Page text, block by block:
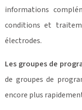
informations
conditions et
électrodes.
Les groupes de
de groupes de
encore plus